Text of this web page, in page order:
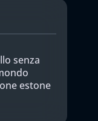
senza
estone